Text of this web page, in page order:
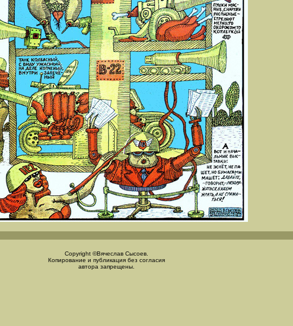
Copyright ©Вячеслав Сысоев.
Копирование и публикация без согласия
автора запрещены.